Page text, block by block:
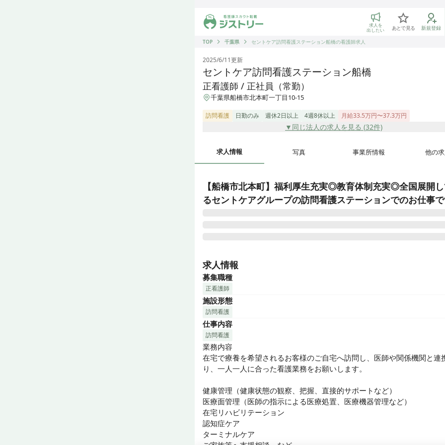
ジストリー 看護師の転職マッチング
求人を
出したい あとで見る 新規登録
TOP
千葉県 セントケア訪問看護ステーション船橋の看護師求人
2025/6/11更新
セントケア訪問看護ステーション船橋
正看護師 / 正社員（常勤）
千葉県船橋市北本町一丁目10-15
訪問看護 日勤のみ 週休2日以上 4週8休以上 月給33.5万円〜37.3万円
▼同じ法人の求人を見る (32件)
求人情報 写真 事業所情報 他の求
【船橋市北本町】福利厚生充実◎教育体制充実◎全国展開
るセントケアグループの訪問看護ステーションでのお仕事
ざまな介護・医療サービスを展開する「セントケア千葉株式会社」が運
います。
訪問看護ステーションで正職員の看護師を募集中です！
セントケア千葉は、働き方やライフスタイルに対応できるよう進化を続
ます。お客様やそのご家族様が、どうしたら喜びや生きがいを持ってい
るのかを考え、日々サービスの向上を模索しています。より良いサービ
供するために、スタッフがやりがいをもって働ける環境が不可欠と考え
る当社では、待遇や福利厚生の充実はもちろん、家事や子育てで忙しい
もキャリアアップできる環境づくりに力を入れています。
1日4〜5件程度、お客様のお宅を訪問します。訪問看護は時間に追われる
なく、お客様に寄り添った看護が可能です。
訪問看護が未経験でも充実した研修制度があり安心！
訪問看護はお客様ごとにケア内容・方法、ルールが異なるためどんなに
求人情報
募集職種
正看護師
施設形態
訪問看護
仕事内容
訪問看護
業務内容
在宅で療養を希望されるお客様のご自宅へ訪問し、医師や関係機関と連
り、一人一人に合った看護業務をお願いします。
健康管理（健康状態の観察、把握、直接的サポートなど）
医療面管理（医師の指示による医療処置、医療機器管理など）
在宅リハビリテーション
認知症ケア
ターミナルケア